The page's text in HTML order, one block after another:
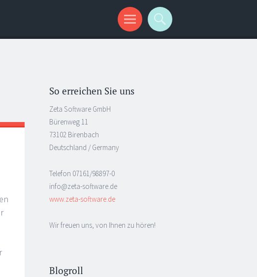
So erreichen Sie uns
Zeta Software GmbH
Bürenweg 11
73102 Birenbach
Deutschland / Germany
Telefon 07161/98897-0
info@zeta-software.de
www.zeta-software.de
Wir freuen uns, von Ihnen zu hören!
Blogroll